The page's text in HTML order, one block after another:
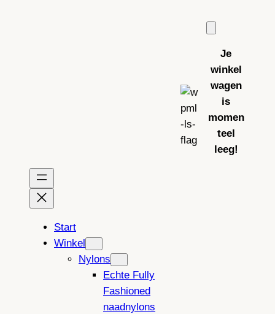
Je
winkel
wagen
is
momen
teel
leeg!
Start
Winkel
Nylons
Echte Fully
Fashioned
naadnylons